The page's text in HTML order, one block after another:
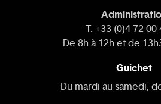
T. +33 (0)4 72 00
De 8h à 12h et de
Guichet
Du mardi au samedi,